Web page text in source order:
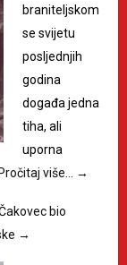
braniteljskom
se svijetu
posljednjih
godina
događa jedna
tiha, ali
uporna
Pročitaj više… →
bio
→